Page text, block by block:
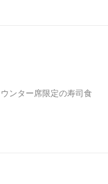
ンター席限定の寿司食